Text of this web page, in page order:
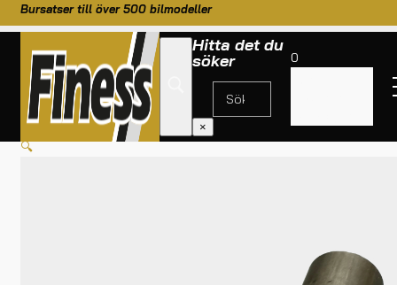
Bursatser till över 500 bilmodeller
Hitta det du
söker
×
0
HEM BURSATSER/TILLBEHÖR SKARVHYLSA TILL 40MM RÖR
🔍